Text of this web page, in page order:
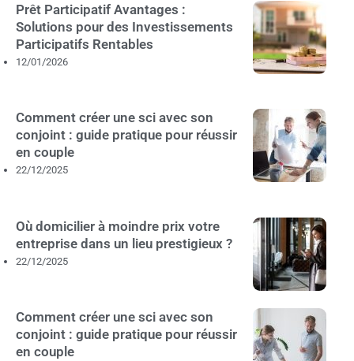
Prêt Participatif Avantages :
Solutions pour des Investissements
Participatifs Rentables
12/01/2026
Comment créer une sci avec son
conjoint : guide pratique pour réussir
en couple
22/12/2025
Où domicilier à moindre prix votre
entreprise dans un lieu prestigieux ?
22/12/2025
Comment créer une sci avec son
conjoint : guide pratique pour réussir
en couple